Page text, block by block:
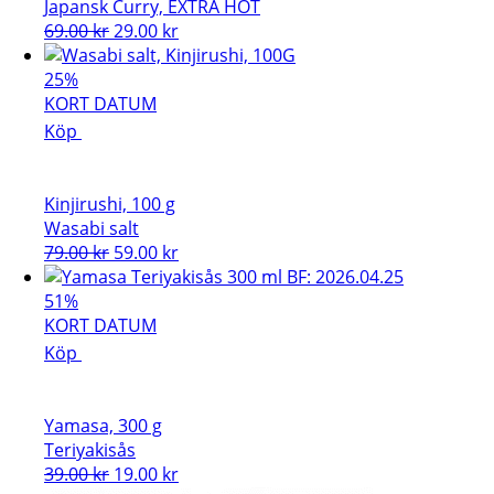
Japansk Curry, EXTRA HOT
69.00kr Det
ursprungliga
var:
29.00 krDet
nuvarande
25%
KORT DATUM
Köp
Kinjirushi, 100 g
Wasabi salt
79.00kr Det
ursprungliga
var:
59.00 krDet
nuvarande
51%
KORT DATUM
Köp
Yamasa, 300 g
Teriyakisås
39.00kr Det
19.00 krDet